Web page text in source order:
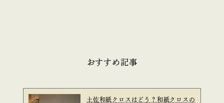
おすすめ記事
土佐和紙クロスはどう？和紙クロスの